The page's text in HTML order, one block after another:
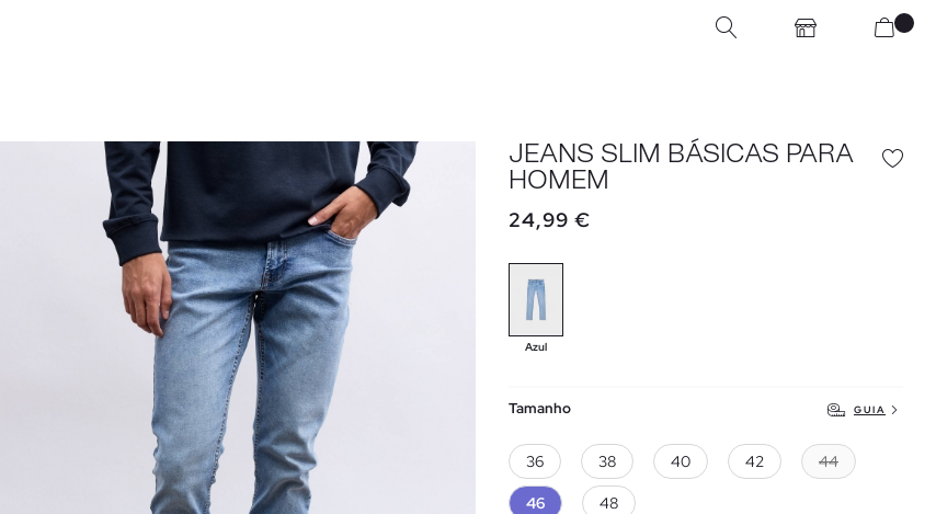
JEANS SLIM BÁSICAS PARA
HOMEM
24,99 €
Azul
Tamanho GUIA
36 38 40 42 44
46 48